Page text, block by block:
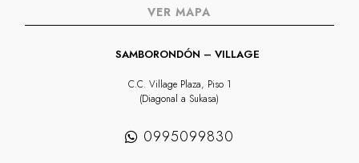
VER MAPA
SAMBORONDÓN – VILLAGE
C.C. Village Plaza, Piso 1
(Diagonal a Sukasa)
0995099830